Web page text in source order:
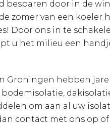
besparen door in de
zomer van een koeler
Door ons in te
u het milieu een
Groningen hebben
om aan al uw
contact met ons op